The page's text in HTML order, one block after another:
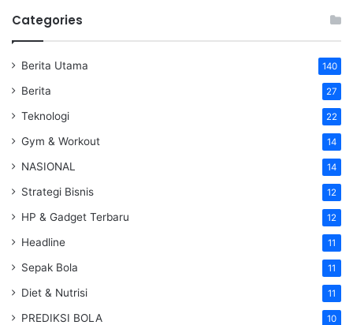
Categories
Berita Utama 140
Berita 27
Teknologi 22
Gym & Workout 14
NASIONAL 14
Strategi Bisnis 12
HP & Gadget Terbaru 12
Headline 11
Sepak Bola 11
Diet & Nutrisi 11
PREDIKSI BOLA 10